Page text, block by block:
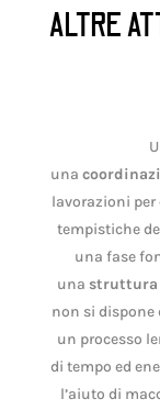
ALTRE
una
lavorazioni
tempistiche
una fase
unastruttura
non si dispone
un processo
di tempo ed
l’aiuto di